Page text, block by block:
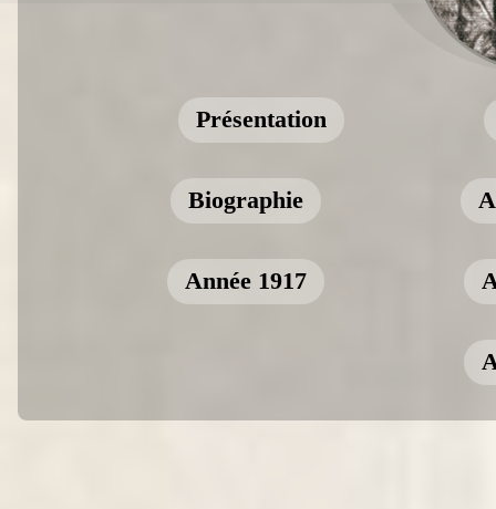
Présentation
Biographie
Année 1917